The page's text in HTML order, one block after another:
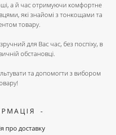
а й час отримуючи комфортне
які знайомі з тонкощами та
товару.
для Вас час, без поспіху, в
обстановці.
та допомогти з вибором
про доставку